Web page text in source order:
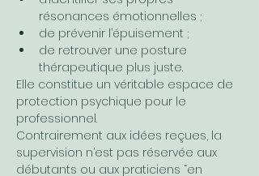
résonances émotionnelles ;
de prévenir l’épuisement ;
de retrouver une posture
thérapeutique plus juste.
Elle constitue un véritable espace de
protection psychique pour le
professionnel.
Contrairement aux idées reçues, la
supervision n’est pas réservée aux
débutants ou aux praticiens “en